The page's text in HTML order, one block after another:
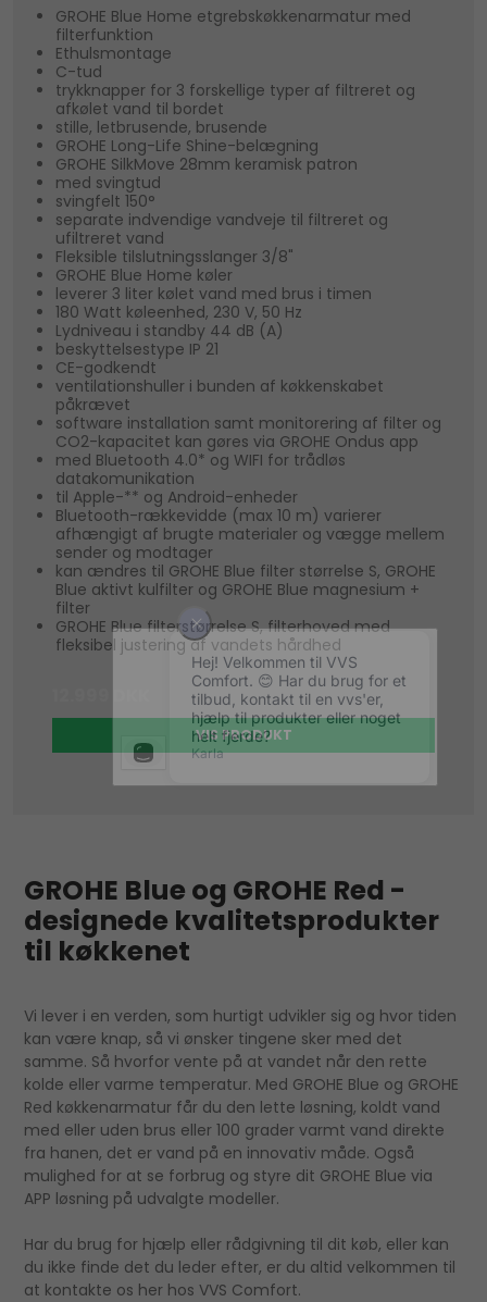
GROHE Blue Home etgrebskøkkenarmatur med
filterfunktion
Ethulsmontage
C-tud
trykknapper for 3 forskellige typer af filtreret og
afkølet vand til bordet
stille, letbrusende, brusende
GROHE Long-Life Shine-belægning
GROHE SilkMove 28mm keramisk patron
med svingtud
svingfelt 150°
separate indvendige vandveje til filtreret og
ufiltreret vand
Fleksible tilslutningsslanger 3/8"
GROHE Blue Home køler
leverer 3 liter kølet vand med brus i timen
180 Watt køleenhed, 230 V, 50 Hz
Lydniveau i standby 44 dB (A)
beskyttelsestype IP 21
CE-godkendt
ventilationshuller i bunden af køkkenskabet
påkrævet
software installation samt monitorering af filter og
CO2-kapacitet kan gøres via GROHE Ondus app
med Bluetooth 4.0* og WIFI for trådløs
datakomunikation
til Apple-** og Android-enheder
Bluetooth-rækkevidde (max 10 m) varierer
afhængigt af brugte materialer og vægge mellem
sender og modtager
kan ændres til GROHE Blue filter størrelse S, GROHE
Blue aktivt kulfilter og GROHE Blue magnesium +
filter
GROHE Blue filterstørrelse S, filterhoved med
fleksibel justering af vandets hårdhed
VIS PRODUKT
GROHE Blue og GROHE Red -
designede kvalitetsprodukter
til køkkenet
Vi lever i en verden, som hurtigt udvikler sig og hvor tiden
kan være knap, så vi ønsker tingene sker med det
samme. Så hvorfor vente på at vandet når den rette
kolde eller varme temperatur. Med GROHE Blue og GROHE
Red køkkenarmatur får du den lette løsning, koldt vand
med eller uden brus eller 100 grader varmt vand direkte
fra hanen, det er vand på en innovativ måde. Også
mulighed for at se forbrug og styre dit GROHE Blue via
APP løsning på udvalgte modeller.
Har du brug for hjælp eller rådgivning til dit køb, eller kan
du ikke finde det du leder efter, er du altid velkommen til
at kontakte os her hos VVS Comfort.